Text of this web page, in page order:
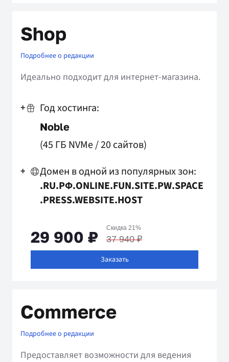
Shop
Подробнее о редакции
Идеально подходит для интернет-магазина.
+ Год хостинга:
Noble
(45 ГБ NVMe/20 сайтов)
+
Домен в одной из популярных зон:
.RU.РФ.ONLINE.FUN.SITE.PW.SPACE
.PRESS.WEBSITE.HOST
Заказать
29 900 ₽ Скидка 21%
37 940 ₽
Commerce
Подробнее о редакции
Предоставляет возможности для ведения